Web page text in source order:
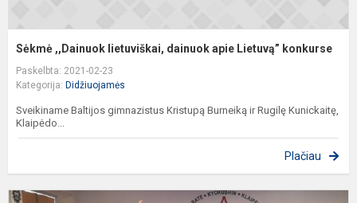
Sėkmė ,,Dainuok lietuviškai, dainuok apie Lietuvą” konkurse
Paskelbta: 2021-02-23
Kategorija: Didžiuojamės
Sveikiname Baltijos gimnazistus Kristupą Burneiką ir Rugilę Kunickaitę,
Klaipėdo...
Plačiau